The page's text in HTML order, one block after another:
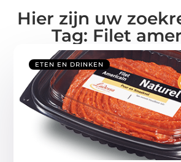
Hier zijn uw
Tag: Filet
ETEN EN DRINKEN